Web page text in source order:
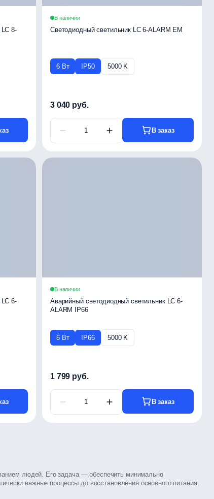
8-
В наличии
Светодиодный светильник LC 6-ALARM EM
6 Вт IP50 5000 K
3 040 руб.
В заказ
6-
В наличии
Аварийный светодиодный светильник LC 6-
ALARM IP66
6 Вт IP66 5000 K
1 799 руб.
В заказ
людей. Его задача — обеспечить минимально
важные процессы до восстановления основного питания.